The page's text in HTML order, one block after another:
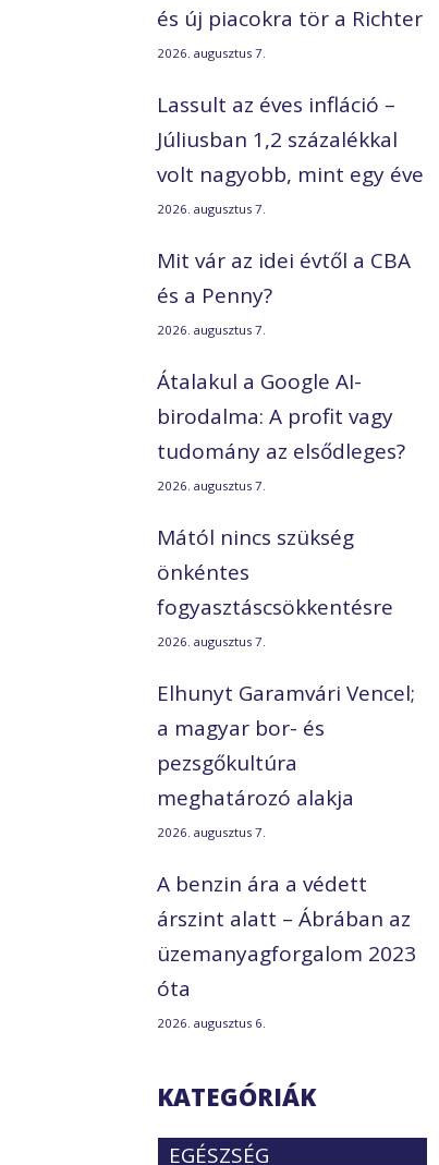
és új piacokra tör a Richter
2026. augusztus 7.
Lassult az éves infláció –
Júliusban 1,2 százalékkal
volt nagyobb, mint egy éve
2026. augusztus 7.
Mit vár az idei évtől a CBA
és a Penny?
2026. augusztus 7.
Átalakul a Google AI-
birodalma: A profit vagy
tudomány az elsődleges?
2026. augusztus 7.
Mától nincs szükség
önkéntes
fogyasztáscsökkentésre
2026. augusztus 7.
Elhunyt Garamvári Vencel;
a magyar bor- és
pezsgőkultúra
meghatározó alakja
2026. augusztus 7.
A benzin ára a védett
árszint alatt – Ábrában az
üzemanyagforgalom 2023
óta
2026. augusztus 6.
KATEGÓRIÁK
EGÉSZSÉG